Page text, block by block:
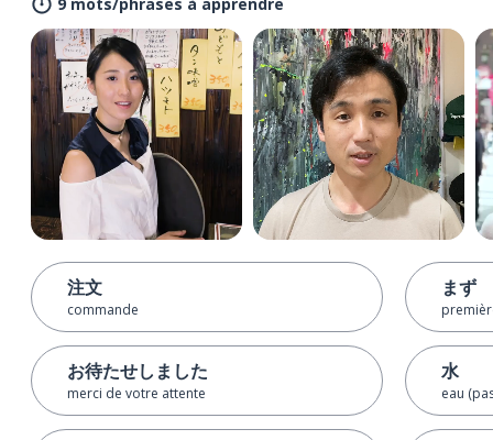
注文
commande
お待たせしました
merci de votre attente
まず
水
eau